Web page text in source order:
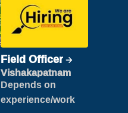
Field Officer
Vishakapatnam
Depends on
experience/work